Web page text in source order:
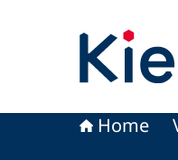
Home